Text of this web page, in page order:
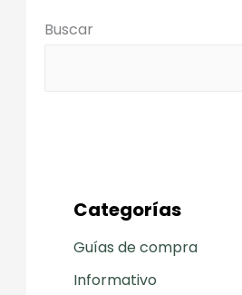
Buscar
Categorías
Guías de compra
Informativo